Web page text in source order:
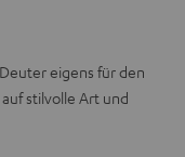
eigens für den
stilvolle Art und